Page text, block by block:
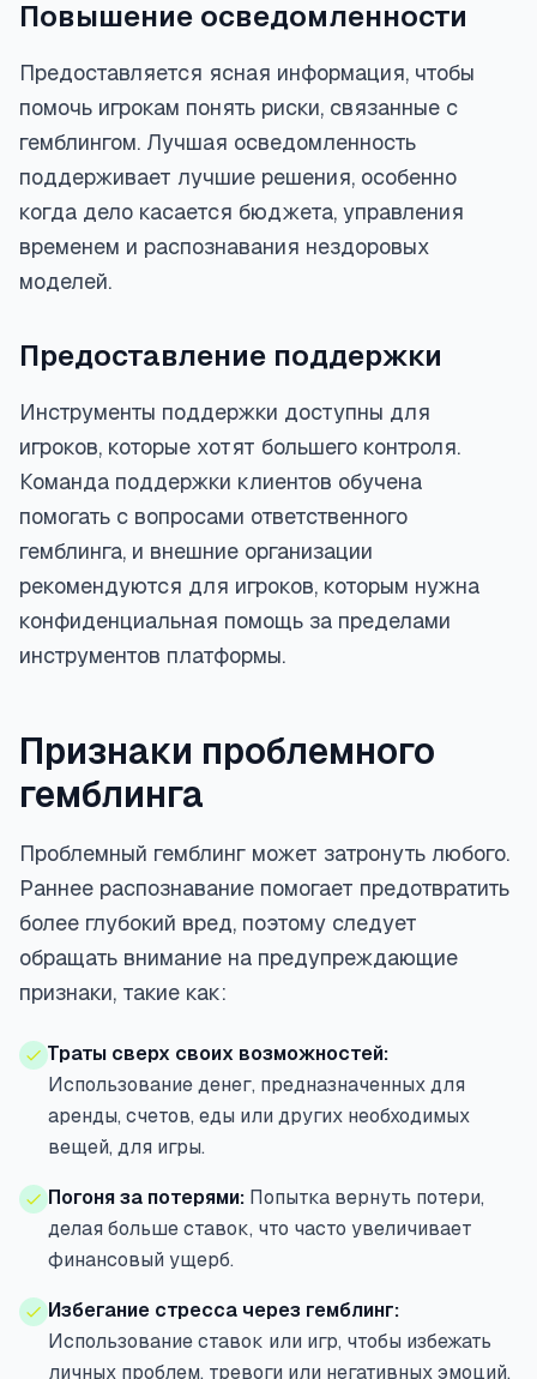
Повышение осведомленности
Предоставляется ясная информация, чтобы
помочь игрокам понять риски, связанные с
гемблингом. Лучшая осведомленность
поддерживает лучшие решения, особенно
когда дело касается бюджета, управления
временем и распознавания нездоровых
моделей.
Предоставление поддержки
Инструменты поддержки доступны для
игроков, которые хотят большего контроля.
Команда поддержки клиентов обучена
помогать с вопросами ответственного
гемблинга, и внешние организации
рекомендуются для игроков, которым нужна
конфиденциальная помощь за пределами
инструментов платформы.
Признаки проблемного
гемблинга
Проблемный гемблинг может затронуть любого.
Раннее распознавание помогает предотвратить
более глубокий вред, поэтому следует
обращать внимание на предупреждающие
признаки, такие как:
Траты сверх своих возможностей:
Использование денег, предназначенных для
аренды, счетов, еды или других необходимых
вещей, для игры.
Погоня за потерями: Попытка вернуть потери,
делая больше ставок, что часто увеличивает
финансовый ущерб.
Избегание стресса через гемблинг:
Использование ставок или игр, чтобы избежать
личных проблем, тревоги или негативных эмоций.